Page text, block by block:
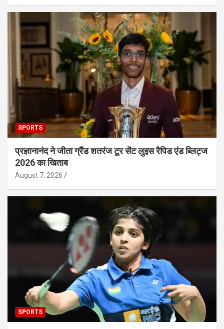
SPORTS
प्रज्ञानानंद ने जीता ग्रैंड शतरंज टूर सेंट लुइस रैपिड एंड ब्लिट्ज
2026 का खिताब
August 7, 2026
SPORTS